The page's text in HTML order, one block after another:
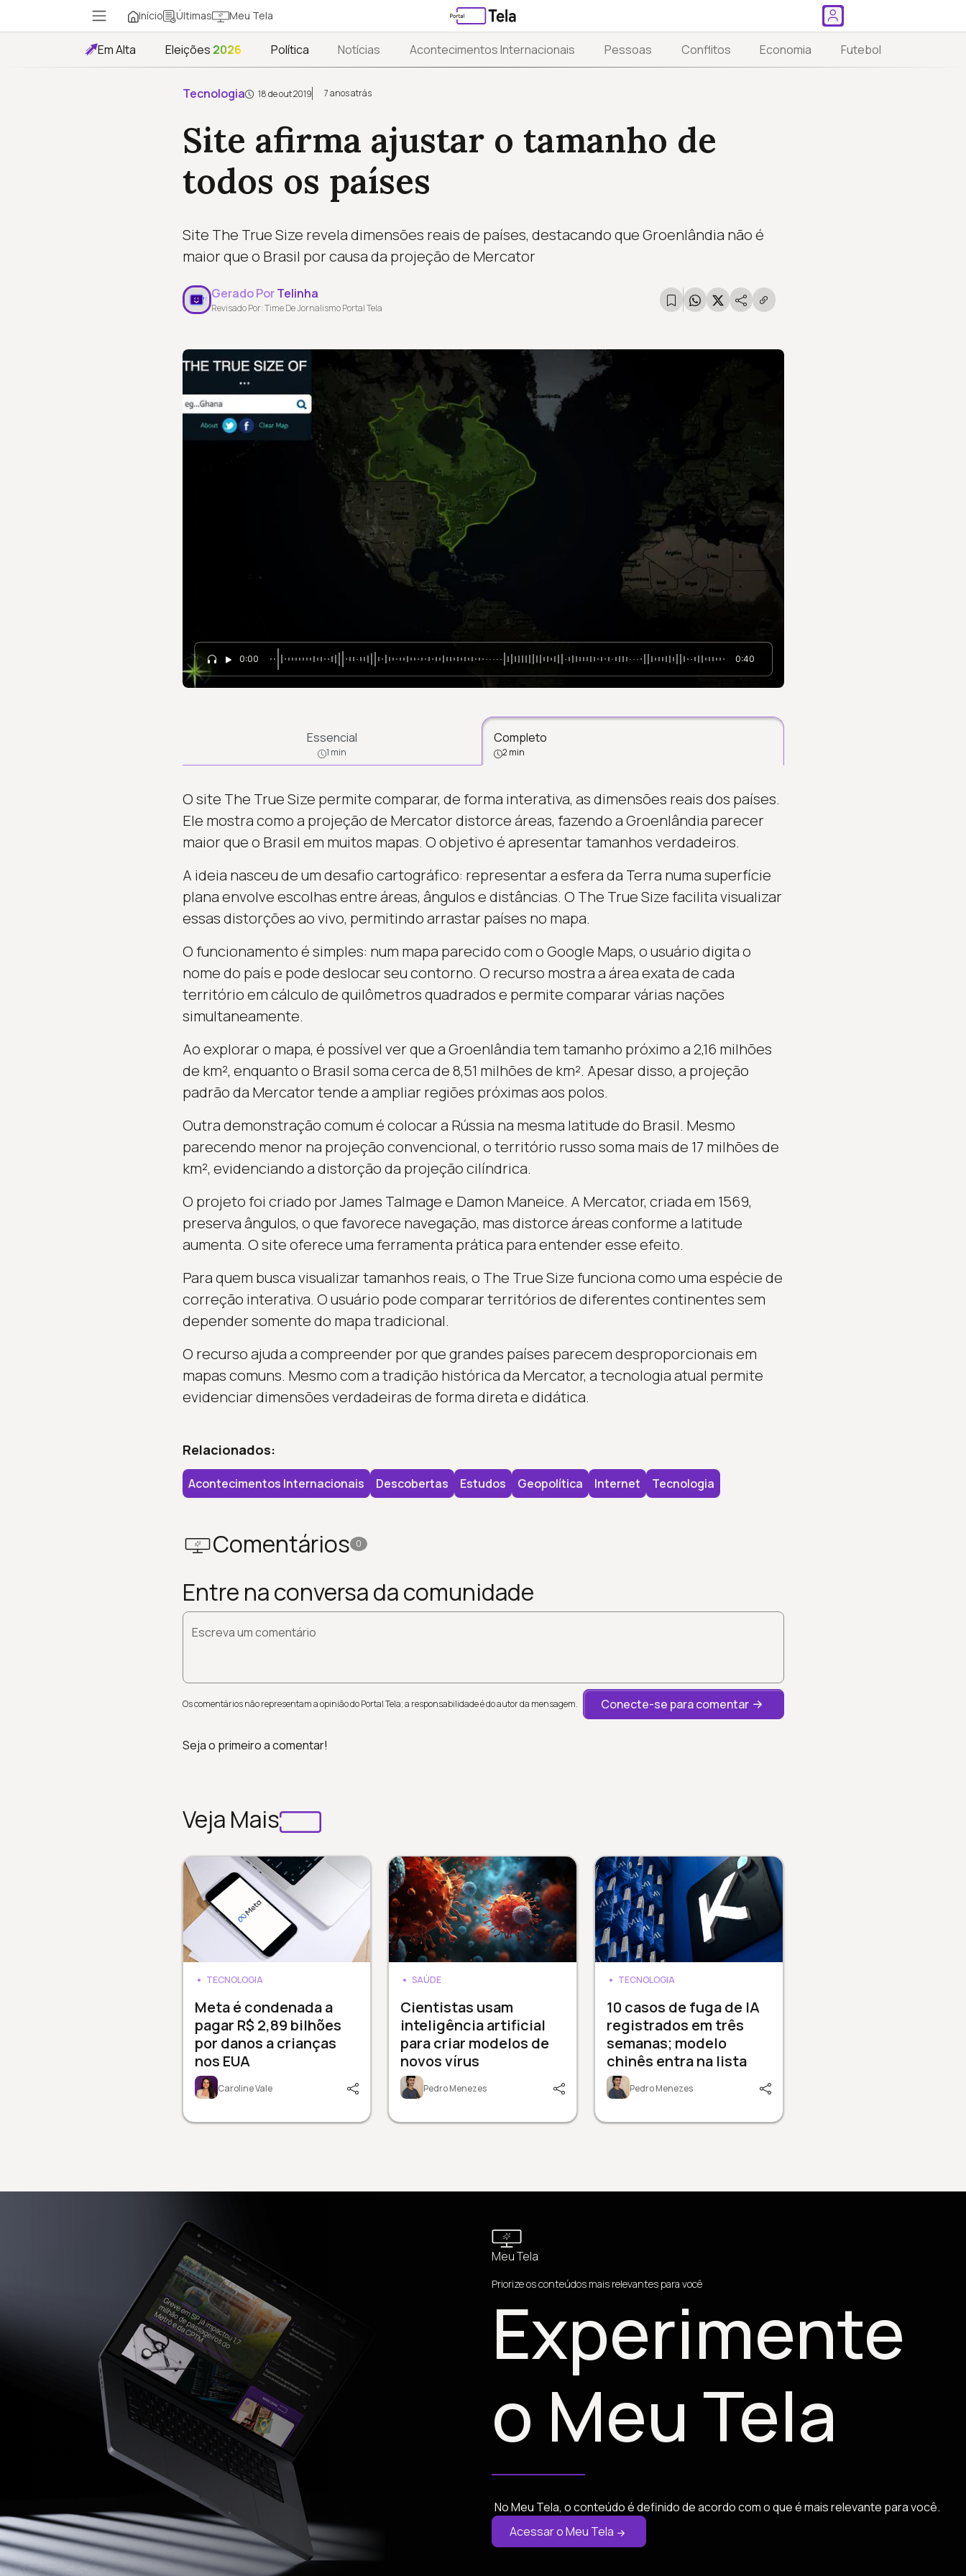
Início Últimas Meu Tela
Em Alta Eleições 2026 Política Notícias Acontecimentos Internacionais Pessoas Conflitos Economia Futebol
Tecnologia 18 de out 2019 7 anos atrás
Site afirma ajustar o tamanho de
todos os países
Site The True Size revela dimensões reais de países, destacando que Groenlândia não é
maior que o Brasil por causa da projeção de Mercator
Gerado PorTelinha
Revisado Por: Time De Jornalismo Portal Tela
0:00 0:40
Essencial
1 min
Completo
2 min
O site The True Size permite comparar, de forma interativa, as dimensões reais dos países.
Ele mostra como a projeção de Mercator distorce áreas, fazendo a Groenlândia parecer
maior que o Brasil em muitos mapas. O objetivo é apresentar tamanhos verdadeiros.
A ideia nasceu de um desafio cartográfico: representar a esfera da Terra numa superfície
plana envolve escolhas entre áreas, ângulos e distâncias. O The True Size facilita visualizar
essas distorções ao vivo, permitindo arrastar países no mapa.
O funcionamento é simples: num mapa parecido com o Google Maps, o usuário digita o
nome do país e pode deslocar seu contorno. O recurso mostra a área exata de cada
território em cálculo de quilômetros quadrados e permite comparar várias nações
simultaneamente.
Ao explorar o mapa, é possível ver que a Groenlândia tem tamanho próximo a 2,16 milhões
de km², enquanto o Brasil soma cerca de 8,51 milhões de km². Apesar disso, a projeção
padrão da Mercator tende a ampliar regiões próximas aos polos.
Outra demonstração comum é colocar a Rússia na mesma latitude do Brasil. Mesmo
parecendo menor na projeção convencional, o território russo soma mais de 17 milhões de
km², evidenciando a distorção da projeção cilíndrica.
O projeto foi criado por James Talmage e Damon Maneice. A Mercator, criada em 1569,
preserva ângulos, o que favorece navegação, mas distorce áreas conforme a latitude
aumenta. O site oferece uma ferramenta prática para entender esse efeito.
Para quem busca visualizar tamanhos reais, o The True Size funciona como uma espécie de
correção interativa. O usuário pode comparar territórios de diferentes continentes sem
depender somente do mapa tradicional.
O recurso ajuda a compreender por que grandes países parecem desproporcionais em
mapas comuns. Mesmo com a tradição histórica da Mercator, a tecnologia atual permite
evidenciar dimensões verdadeiras de forma direta e didática.
Relacionados:
Acontecimentos Internacionais Descobertas Estudos Geopolítica Internet Tecnologia
Comentários 0
Entre na conversa da comunidade
Escreva um comentário
Os comentários não representam a opinião do Portal Tela; a responsabilidade é do autor da mensagem. Conecte-se para comentar
Seja o primeiro a comentar!
Veja Mais
TECNOLOGIA
Meta é condenada a
pagar R$ 2,89 bilhões
por danos a crianças
nos EUA
Caroline Vale
SAÚDE
Cientistas usam
inteligência artificial
para criar modelos de
novos vírus
Pedro Menezes
TECNOLOGIA
10 casos de fuga de IA
registrados em três
semanas; modelo
chinês entra na lista
Pedro Menezes
Meu Tela
Priorize os conteúdos mais relevantes para você
Experimente
o Meu Tela
No Meu Tela, o conteúdo é definido de acordo com o que é mais relevante para você.
Acessar o Meu Tela